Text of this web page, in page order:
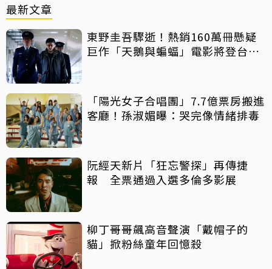
最新文章
東野圭吾驟逝！熱銷160萬冊懸疑
巨作「天鵝與蝙蝠」電影將登台上
「陽光女子合唱團」7.7億票房搬進
客廳！孫淑媚曝：哭完像情緒排毒
阮經天新片「狂忘警探」再傳捷
報 全票通過入選多倫多影展
柳丁哥哥飆高音聲演「戴帽子的
貓」掀粉絲童年回憶殺